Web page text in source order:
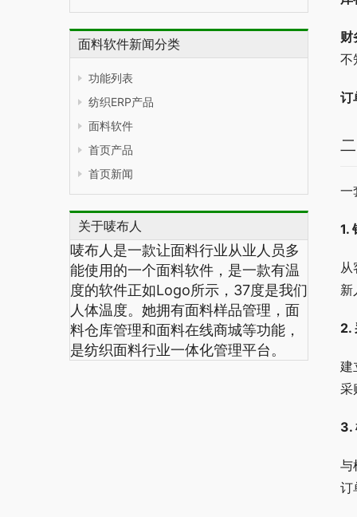
面料软件新闻分类
功能列表
纺织ERP产品
面料软件
首页产品
首页新闻
关于唛布人
唛布人是一款让面料行业从业人员多
能使用的一个面料软件，是一款有温
度的软件正如Logo所示， 37度是我们
人体温度。她拥有面料样品管理，面
料仓库管理和面料在线商城等功能，
是纺织面料行业一体化管理平台。
财
不
订
一
1.
从
新
2.
建
采
3.
与
订